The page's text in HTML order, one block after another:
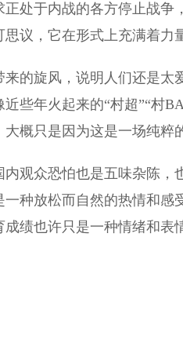
正处于内战的各方停止战
思议，它在形式上充满着力
旋风，说明人们还是太
些年火起来的“村超”“村
概只是因为这是一场纯粹
众恐怕也是五味杂陈，
一种放松而自然的热情和
绩也许只是一种情绪和表